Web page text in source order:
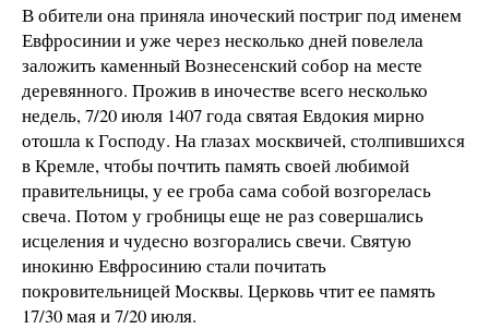
В обители она приняла иноческий постриг под именем
Евфросинии и уже через несколько дней повелела
заложить каменный Вознесенский собор на месте
деревянного. Прожив в иночестве всего несколько
недель, 7/20 июля 1407 года святая Евдокия мирно
отошла к Господу. На глазах москвичей, столпившихся
в Кремле, чтобы почтить память своей любимой
правительницы, у ее гроба сама собой возгорелась
свеча. Потом у гробницы еще не раз совершались
исцеления и чудесно возгорались свечи. Святую
инокиню Евфросинию стали почитать
покровительницей Москвы. Церковь чтит ее память
17/30 мая и 7/20 июля.